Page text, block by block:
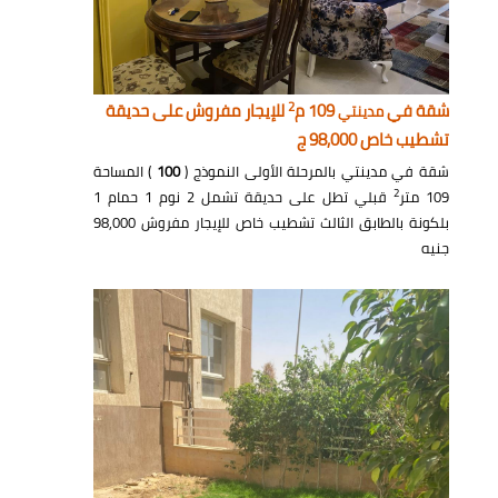
شقة فيمدينتي109 م 2للإيجار مفروش على حديقة
تشطيب خاص 98,000 ج
شقة في مدينتي بالمرحلة الأولى النموذج (100 ) المساحة
109 متر
2
قبلي تطل على حديقة تشمل 2 نوم 1 حمام 1
بلكونة بالطابق الثالث تشطيب خاص للإيجار مفروش 98,000
جنيه